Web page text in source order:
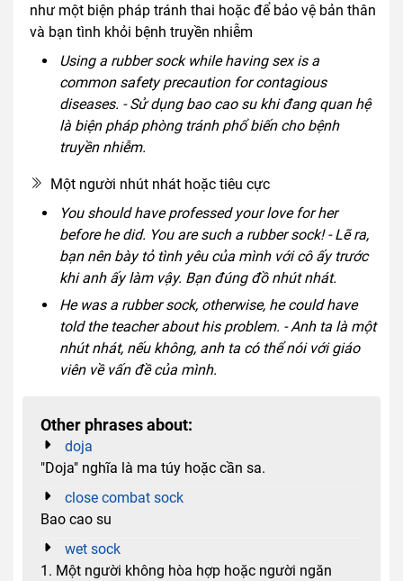
như một biện pháp tránh thai hoặc để bảo vệ bản thân
và bạn tình khỏi bệnh truyền nhiễm
Using a rubber sock while having sex is a
common safety precaution for contagious
diseases. - Sử dụng bao cao su khi đang quan hệ
là biện pháp phòng tránh phổ biến cho bệnh
truyền nhiễm.
Một người nhút nhát hoặc tiêu cực
You should have professed your love for her
before he did. You are such a rubber sock! - Lẽ ra,
bạn nên bày tỏ tình yêu của mình với cô ấy trước
khi anh ấy làm vậy. Bạn đúng đồ nhút nhát.
He was a rubber sock, otherwise, he could have
told the teacher about his problem. - Anh ta là một
nhút nhát, nếu không, anh ta có thể nói với giáo
viên về vấn đề của mình.
Other phrases about:
doja
"Doja" nghĩa là ma túy hoặc cần sa.
close combat sock
Bao cao su
wet sock
1. Một người không hòa hợp hoặc người ngăn